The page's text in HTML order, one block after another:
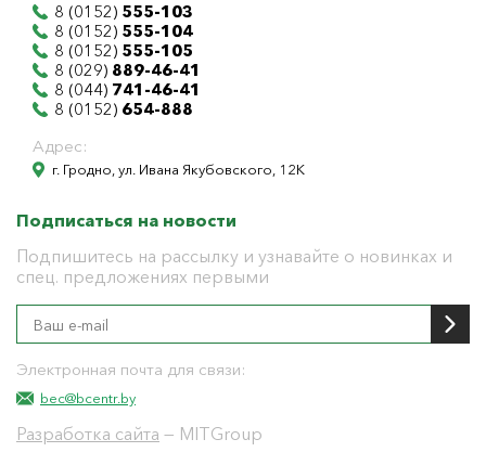
8 (0152) 555-103
8 (0152) 555-104
8 (0152) 555-105
8 (029) 889-46-41
8 (044) 741-46-41
8 (0152) 654-888
Адрес:
г. Гродно, ул. Ивана Якубовского, 12К
Подписаться на новости
Подпишитесь на рассылку и узнавайте о новинках и
спец. предложениях первыми
Электронная почта для связи:
bec@bcentr.by
Разработка сайта — MITGroup